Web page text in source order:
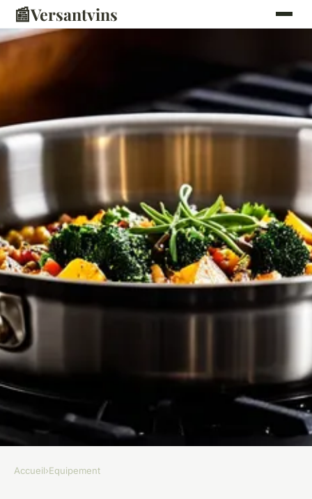
📰Versantvins
EQUIPEMENT
Accueil›Equipement